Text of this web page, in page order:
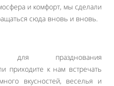
и комфорт, мы сделали
сюда вновь и вновь.
для празднования
приходите к нам встречать
вкусностей, веселья и